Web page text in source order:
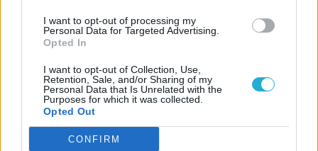
I want to opt-out of processing my
Personal Data for Targeted Advertising.
Opted In
I want to opt-out of Collection, Use,
Retention, Sale, and/or Sharing of my
Personal Data that Is Unrelated with the
Purposes for which it was collected.
Opted Out
CONFIRM
CÍMKÉK
ESPORT1 HÍREK